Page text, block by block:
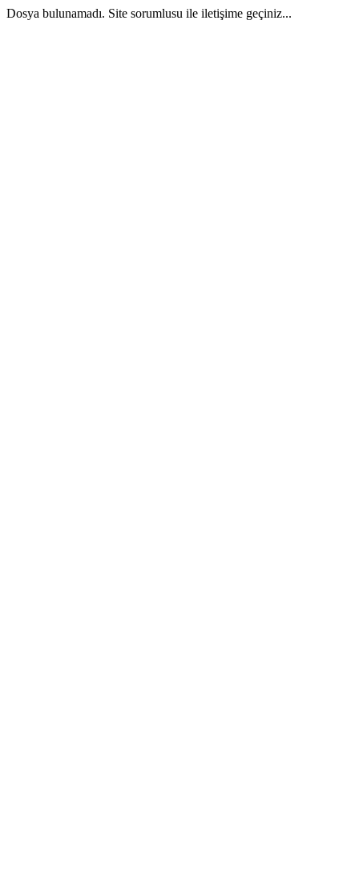
Dosya bulunamadı. Site sorumlusu ile iletişime geçiniz...